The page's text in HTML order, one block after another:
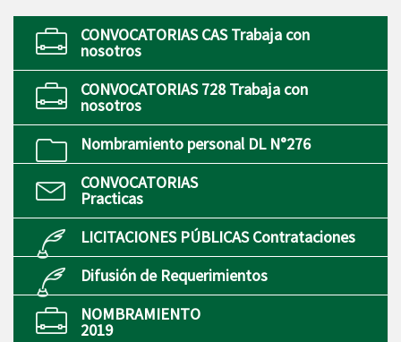
CONVOCATORIAS CAS Trabaja con
nosotros
CONVOCATORIAS 728 Trabaja con
nosotros
Nombramiento personal DL N°276
CONVOCATORIAS
Practicas
LICITACIONES PÚBLICAS Contrataciones
Difusión de Requerimientos
NOMBRAMIENTO
2019